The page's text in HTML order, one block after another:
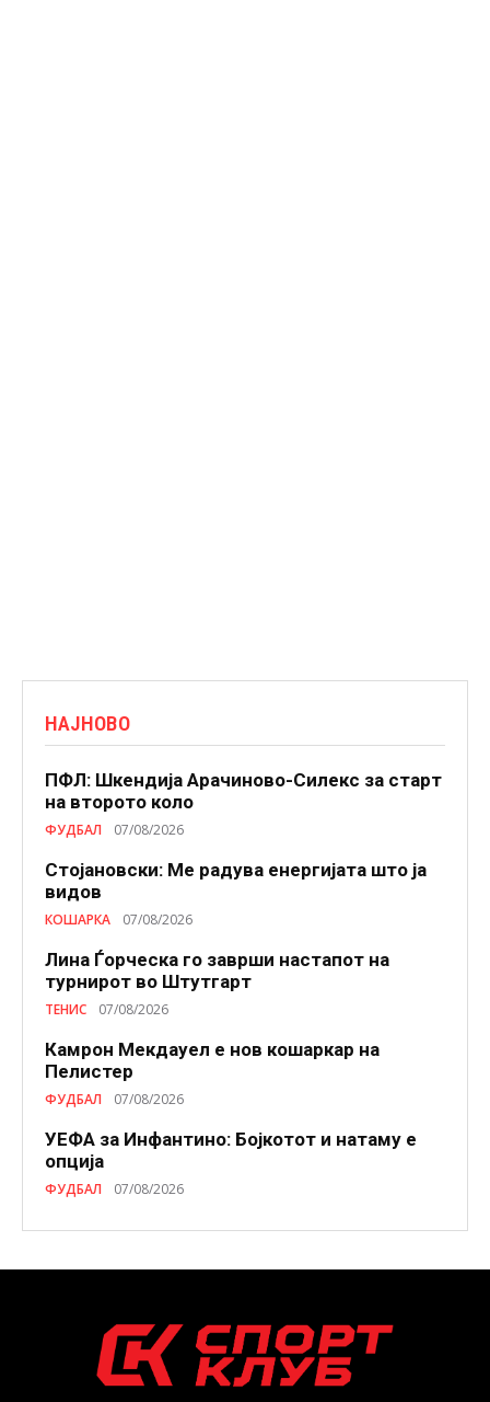
НАЈНОВО
ПФЛ: Шкендија Арачиново-Силекс за старт
на второто коло
ФУДБАЛ 07/08/2026
Стојановски: Ме радува енергијата што ја
видов
КОШАРКА 07/08/2026
Лина Ѓорческа го заврши настапот на
турнирот во Штутгарт
ТЕНИС 07/08/2026
Камрон Мекдауел е нов кошаркар на
Пелистер
ФУДБАЛ 07/08/2026
УЕФА за Инфантино: Бојкотот и натаму е
опција
ФУДБАЛ 07/08/2026